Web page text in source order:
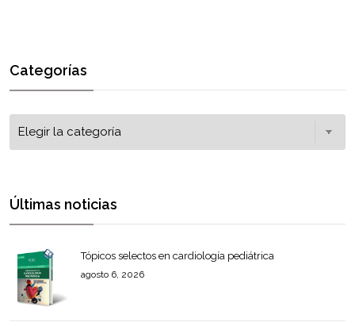
Categorías
Últimas noticias
Tópicos selectos en cardiología pediátrica
agosto 6, 2026